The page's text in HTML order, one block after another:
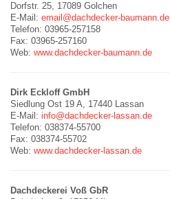
Dorfstr. 25, 17089 Golchen
E-Mail: email@dachdecker-baumann.de
Telefon: 03965-257158
Fax: 03965-257160
Web: www.dachdecker-baumann.de
Dirk Eckloff GmbH
Siedlung Ost 19 A, 17440 Lassan
E-Mail: info@dachdecker-lassan.de
Telefon: 038374-55700
Fax: 038374-55702
Web: www.dachdecker-lassan.de
Dachdeckerei Voß GbR